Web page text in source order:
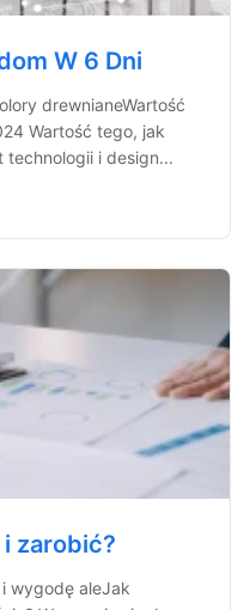
W 6 Dni
drewnianeWartość
Wartość tego, jak
i design...
zarobić?
wygodę aleJak